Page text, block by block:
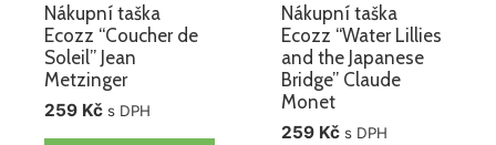
Nákupní taška
Ecozz “Coucher de
Soleil” Jean
Metzinger
259 Kč s DPH
Nákupní taška
Ecozz “Water Lillies
and the Japanese
Bridge” Claude
Monet
259 Kč s DPH